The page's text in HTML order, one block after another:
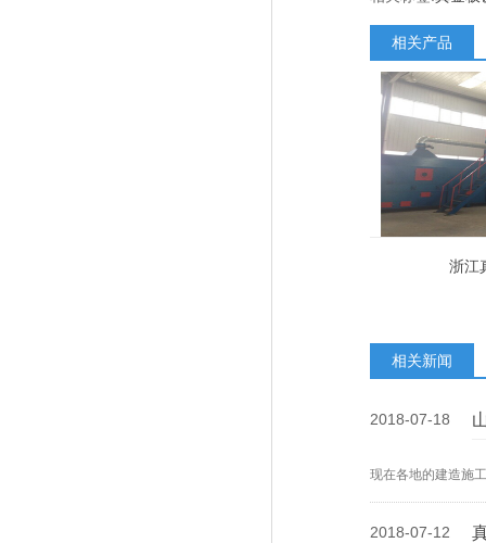
相关产品
浙江
相关新闻
2018-07-18
现在各地的建造施
2018-07-12